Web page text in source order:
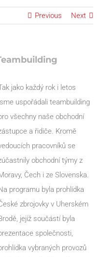
Previous Next
jako každý rok i letos
uspořádali teambuilding
všechny naše obchodní
a řidiče. Kromě
pracovníků se
obchodní týmy z
Čech i ze Slovenska.
programu byla prohlídka
zbrojovky v Uherském
jejíž součástí byla
společnosti,
vybraných provozů